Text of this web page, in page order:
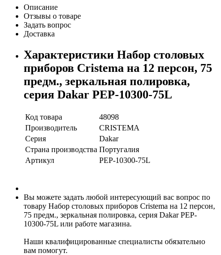
Описание
Отзывы о товаре
Задать вопрос
Доставка
Характеристики Набор столовых
приборов Cristema на 12 персон, 75
предм., зеркальная полировка,
серия Dakar PEP-10300-75L
Код товара
48098
Производитель
CRISTEMA
Серия
Dakar
Страна производства Португалия
Артикул
PEP-10300-75L
Вы можете задать любой интересующий вас вопрос по
товару Набор столовых приборов Cristema на 12 персон,
75 предм., зеркальная полировка, серия Dakar PEP-
10300-75L или работе магазина.
Наши квалифицированные специалисты обязательно
вам помогут.